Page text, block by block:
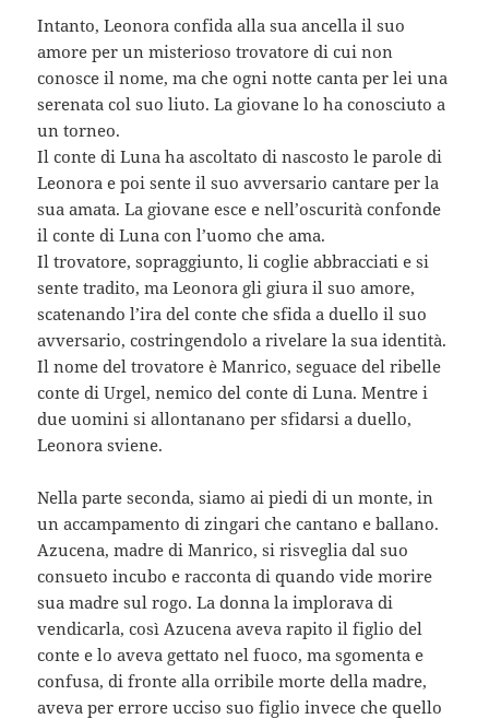
Intanto, Leonora confida alla sua ancella il suo
amore per un misterioso trovatore di cui non
conosce il nome, ma che ogni notte canta per lei una
serenata col suo liuto. La giovane lo ha conosciuto a
un torneo.
Il conte di Luna ha ascoltato di nascosto le parole di
Leonora e poi sente il suo avversario cantare per la
sua amata. La giovane esce e nell’oscurità confonde
il conte di Luna con l’uomo che ama.
Il trovatore, sopraggiunto, li coglie abbracciati e si
sente tradito, ma Leonora gli giura il suo amore,
scatenando l’ira del conte che sfida a duello il suo
avversario, costringendolo a rivelare la sua identità.
Il nome del trovatore è Manrico, seguace del ribelle
conte di Urgel, nemico del conte di Luna. Mentre i
due uomini si allontanano per sfidarsi a duello,
Leonora sviene.
Nella parte seconda, siamo ai piedi di un monte, in
un accampamento di zingari che cantano e ballano.
Azucena, madre di Manrico, si risveglia dal suo
consueto incubo e racconta di quando vide morire
sua madre sul rogo. La donna la implorava di
vendicarla, così Azucena aveva rapito il figlio del
conte e lo aveva gettato nel fuoco, ma sgomenta e
confusa, di fronte alla orribile morte della madre,
aveva per errore ucciso suo figlio invece che quello